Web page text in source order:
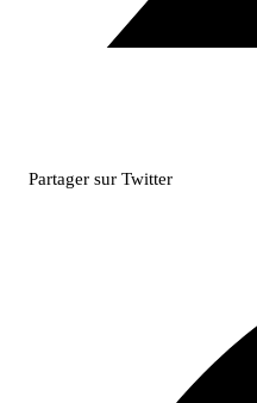
Partager sur Twitter